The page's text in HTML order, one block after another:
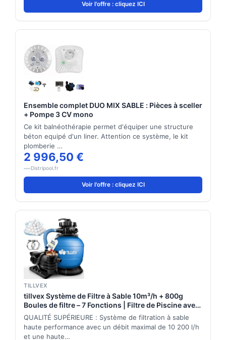
Voir l'offre : cliquez ICI
Ensemble complet DUO MIX SABLE : Pièces à sceller
+ Pompe 3 CV mono
Ce kit balnéothérapie permet d'équiper une structure
béton equipé d'un liner. Attention ce système, le kit
plomberie …
2 996,50 €
Distripool.fr
Voir l'offre : cliquez ICI
TILLVEX
tillvex Système de Filtre à Sable 10m³/h + 800g
Boules de filtre – 7 Fonctions | Filtre de Piscine avec
indicateur de pression | Filtre à sable pour bassins
& piscines
QUALITÉ SUPÉRIEURE : Système de filtration à sable
haute performance avec un débit maximal de 10 200 l/h
et une haute…